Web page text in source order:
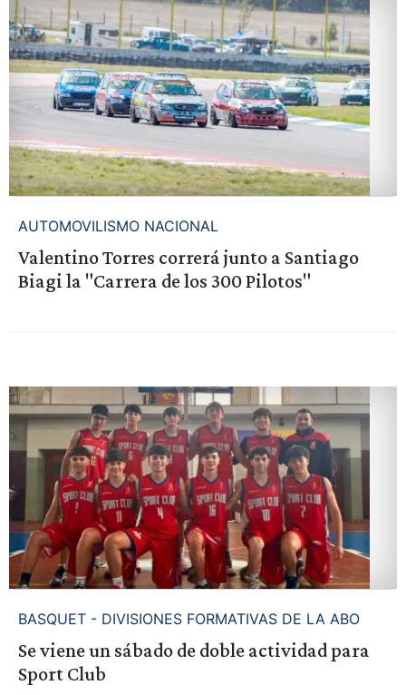
AUTOMOVILISMO NACIONAL
Valentino Torres correrá junto a Santiago
Biagi la "Carrera de los 300 Pilotos"
BASQUET - DIVISIONES FORMATIVAS DE LA ABO
Se viene un sábado de doble actividad para
Sport Club